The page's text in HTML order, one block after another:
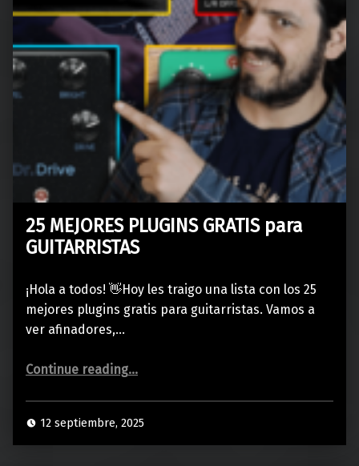
25 MEJORES PLUGINS GRATIS para
GUITARRISTAS
¡Hola a todos! 👋Hoy les traigo una lista con los 25
mejores plugins gratis para guitarristas. Vamos a
ver afinadores,…
Continue reading“25 MEJORES PLUGINS GRATIS para GUITARRISTAS”
…
12 septiembre, 2025